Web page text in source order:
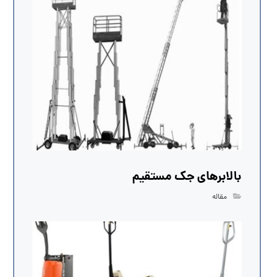
بالابرهای جک مستقیم
مقاله